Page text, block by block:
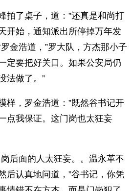
拍了桌子，道：”还真是和尚打
开始，通知派出所停掉万年发
金浩道，”罗大队，方杰那小子
定要把好关口。如果公安局仍
法做了。”
样，罗金浩道：”既然谷书记开
点我保证。这门岗也太狂妄
后面的人太狂妄。。温永革不
后认真地问道，”谷书记，你凭